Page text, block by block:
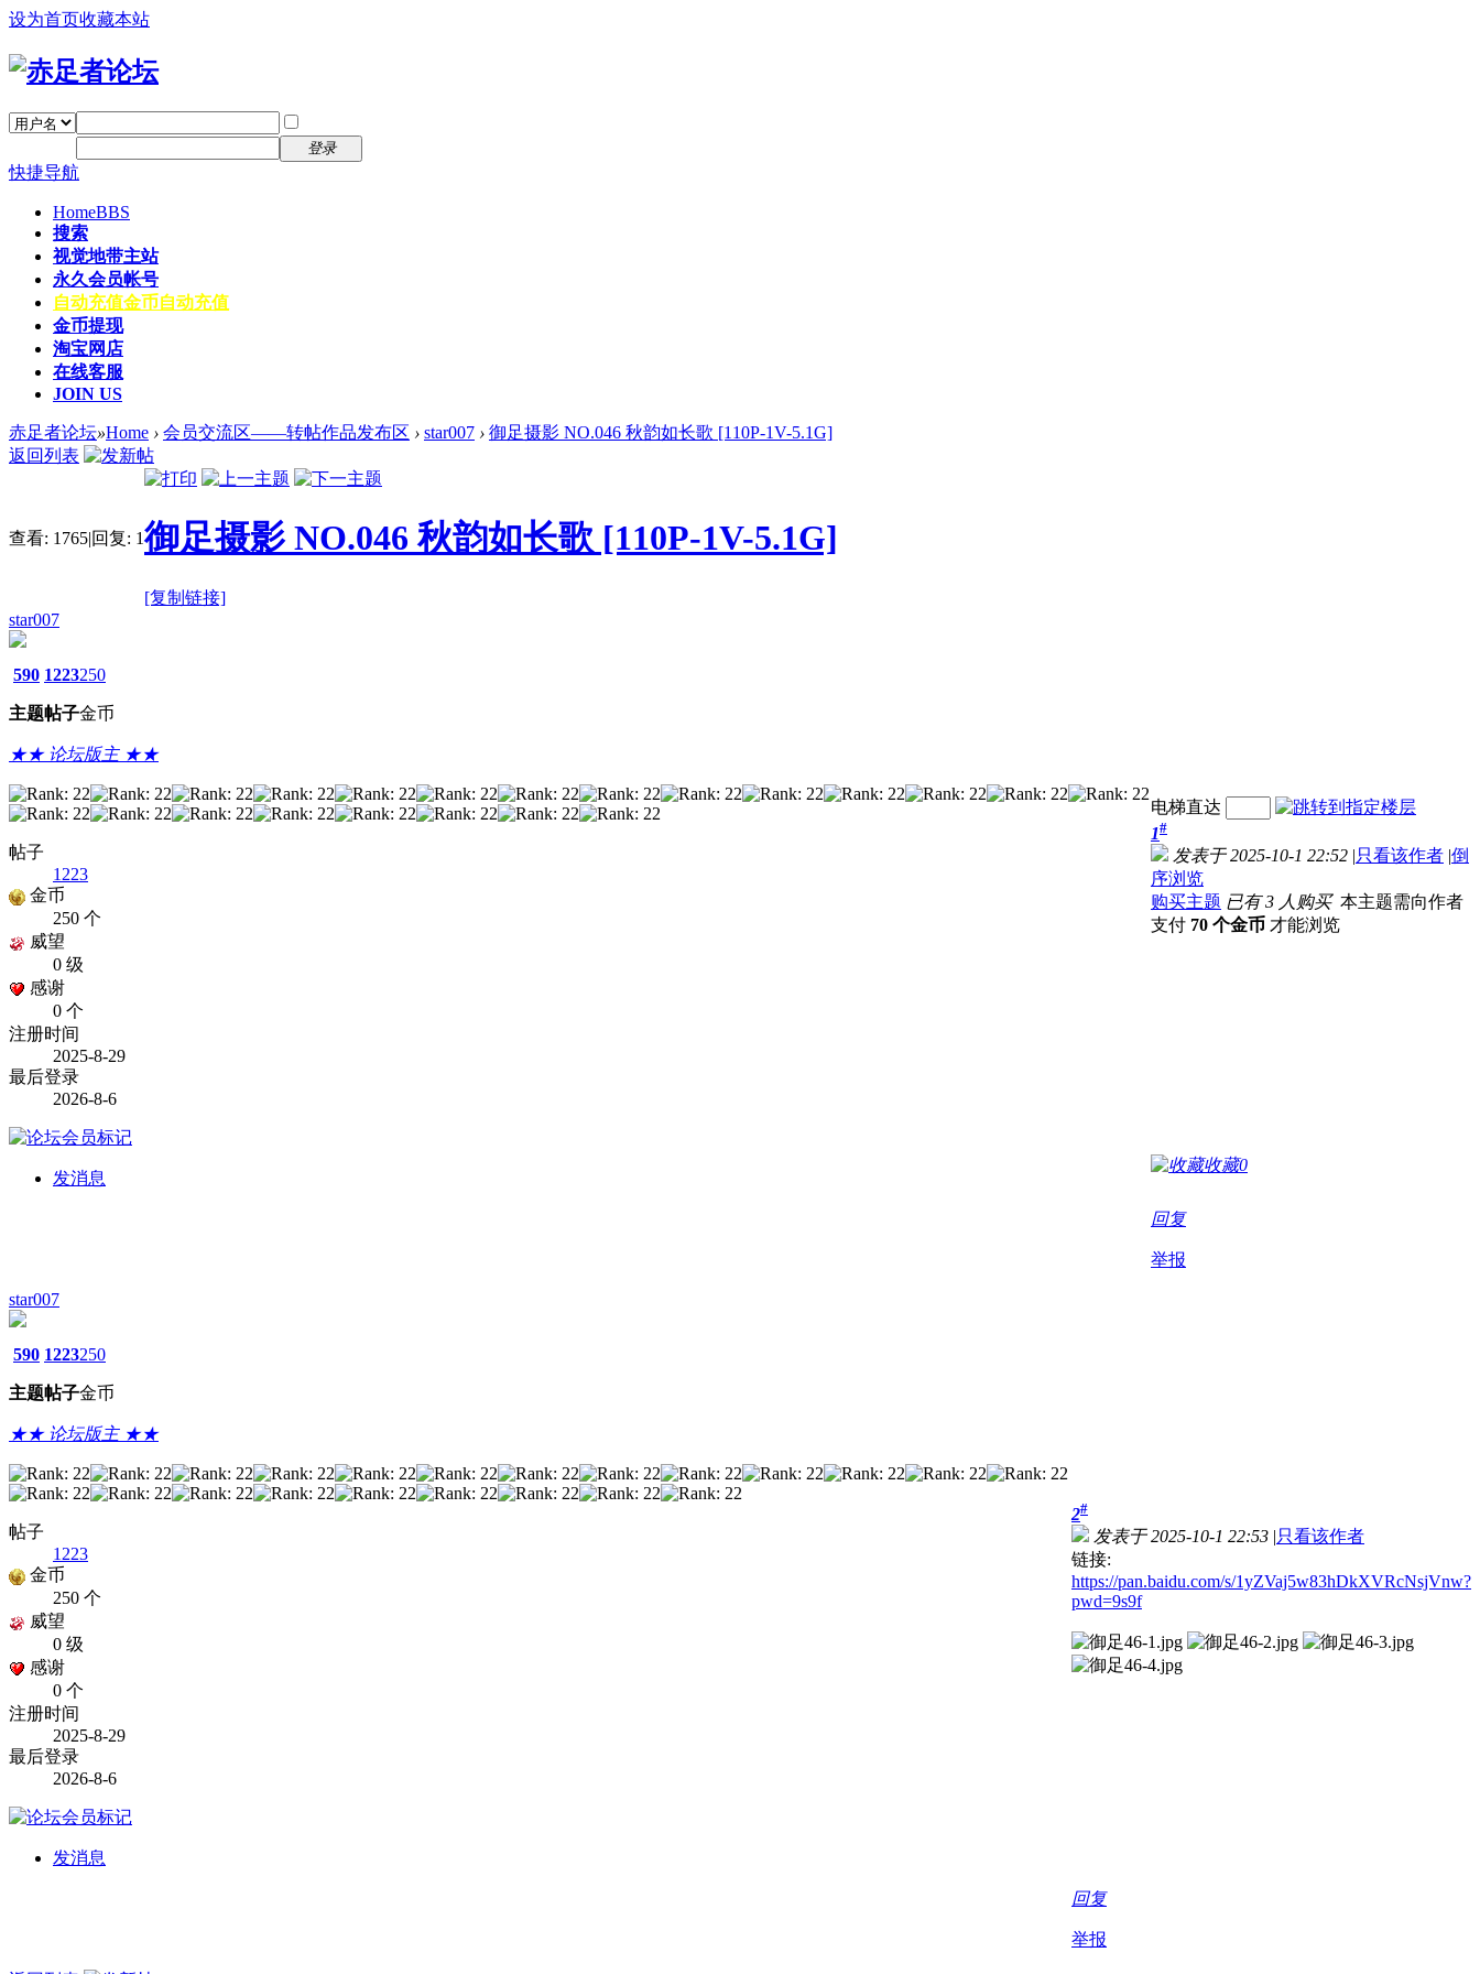
设为首页收藏本站
登录
快捷导航
HomeBBS
搜索
视觉地带主站
永久会员帐号
自动充值金币自动充值
金币提现
淘宝网店
在线客服
JOIN US
赤足者论坛»Home › 会员交流区——转帖作品发布区 › star007 › 御足摄影 NO.046 秋韵如长歌 [110P-1V-5.1G]
返回列表
查看: 1765|回复: 1御足摄影 NO.046 秋韵如长歌 [110P-1V-5.1G]
[复制链接]
star007
590
主题
1223
帖子
250
金币
★★ 论坛版主 ★★
帖子
1223
金币
250 个
威望
0 级
感谢
0 个
注册时间
2025-8-29
最后登录
2026-8-6
发消息
电梯直达
1#
发表于 2025-10-1 22:52 |只看该作者 |倒
序浏览
购买主题 已有 3 人购买 本主题需向作者
支付 70 个金币 才能浏览
收藏0
回复
举报
star007
590
主题
1223
帖子
250
金币
★★ 论坛版主 ★★
帖子
1223
金币
250 个
威望
0 级
感谢
0 个
注册时间
2025-8-29
最后登录
2026-8-6
发消息
2#
发表于 2025-10-1 22:53 |只看该作者
链接:
https://pan.baidu.com/s/1yZVaj5w83hDkXVRcNsjVnw?
pwd=9s9f
回复
举报